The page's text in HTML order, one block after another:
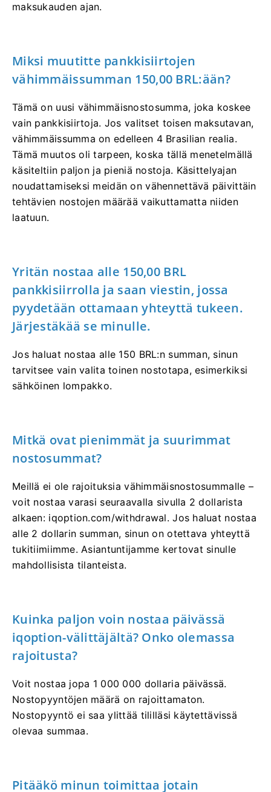
maksukauden ajan.
Miksi muutitte pankkisiirtojen
vähimmäissumman 150,00 BRL:ään?
Tämä on uusi vähimmäisnostosumma, joka koskee
vain pankkisiirtoja. Jos valitset toisen maksutavan,
vähimmäissumma on edelleen 4 Brasilian realia.
Tämä muutos oli tarpeen, koska tällä menetelmällä
käsiteltiin paljon ja pieniä nostoja. Käsittelyajan
noudattamiseksi meidän on vähennettävä päivittäin
tehtävien nostojen määrää vaikuttamatta niiden
laatuun.
Yritän nostaa alle 150,00 BRL
pankkisiirrolla ja saan viestin, jossa
pyydetään ottamaan yhteyttä tukeen.
Järjestäkää se minulle.
Jos haluat nostaa alle 150 BRL:n summan, sinun
tarvitsee vain valita toinen nostotapa, esimerkiksi
sähköinen lompakko.
Mitkä ovat pienimmät ja suurimmat
nostosummat?
Meillä ei ole rajoituksia vähimmäisnostosummalle –
voit nostaa varasi seuraavalla sivulla 2 dollarista
alkaen: iqoption.com/withdrawal. Jos haluat nostaa
alle 2 dollarin summan, sinun on otettava yhteyttä
tukitiimiimme. Asiantuntijamme kertovat sinulle
mahdollisista tilanteista.
Kuinka paljon voin nostaa päivässä
iqoption-välittäjältä? Onko olemassa
rajoitusta?
Voit nostaa jopa 1 000 000 dollaria päivässä.
Nostopyyntöjen määrä on rajoittamaton.
Nostopyyntö ei saa ylittää tililläsi käytettävissä
olevaa summaa.
Pitääkö minun toimittaa jotain